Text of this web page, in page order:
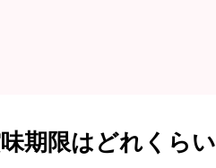
期限はどれくら